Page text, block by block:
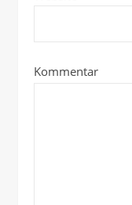
Kommentar